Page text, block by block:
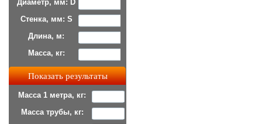
Диаметр, мм: D
Стенка, мм: S
Длина, м:
Масса, кг:
Масса 1 метра, кг:
Масса трубы, кг: